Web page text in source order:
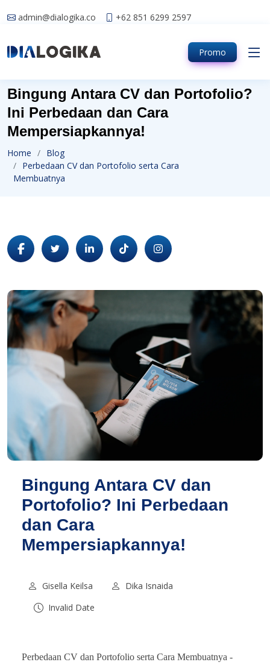
admin@dialogika.co +62 851 6299 2597
Promo
Bingung Antara CV dan Portofolio?
Ini Perbedaan dan Cara
Mempersiapkannya!
Home
Blog
Perbedaan CV dan Portofolio serta Cara
Membuatnya
Bingung Antara CV dan
Portofolio? Ini Perbedaan
dan Cara
Mempersiapkannya!
Gisella Keilsa
Dika Isnaida
Invalid Date
Perbedaan CV dan Portofolio serta Cara Membuatnya -